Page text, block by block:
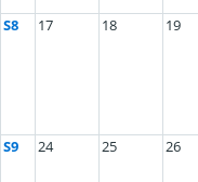
S8 17 18 19
S9 24 25 26